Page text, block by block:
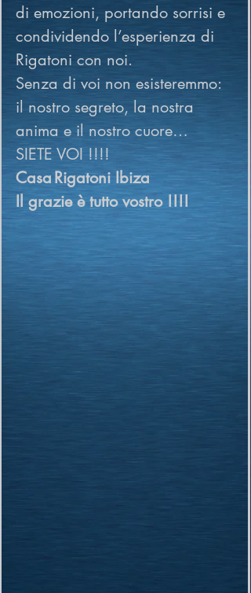
di emozioni, portando sorrisi e
condividendo l’esperienza di
Rigatoni con noi.
Senza di voi non esisteremmo:
il nostro segreto, la nostra
anima e il nostro cuore…
SIETE VOI !!!!
Casa Rigatoni Ibiza
Il grazie è tutto vostro !!!!